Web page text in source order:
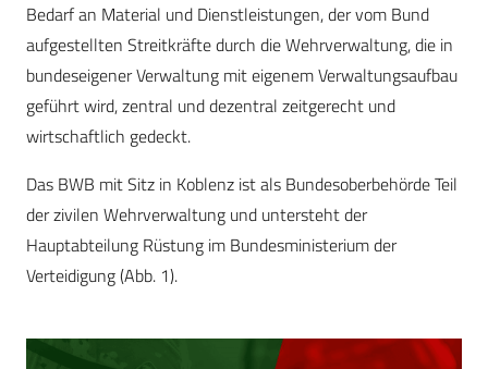
Bedarf an Material und Dienstleistungen, der vom Bund
aufgestellten Streitkräfte durch die Wehrverwaltung, die in
bundeseigener Verwaltung mit eigenem Verwaltungsaufbau
geführt wird, zentral und dezentral zeitgerecht und
wirtschaftlich gedeckt.
Das BWB mit Sitz in Koblenz ist als Bundesoberbehörde Teil
der zivilen Wehrverwaltung und untersteht der
Hauptabteilung Rüstung im Bundesministerium der
Verteidigung (Abb. 1).